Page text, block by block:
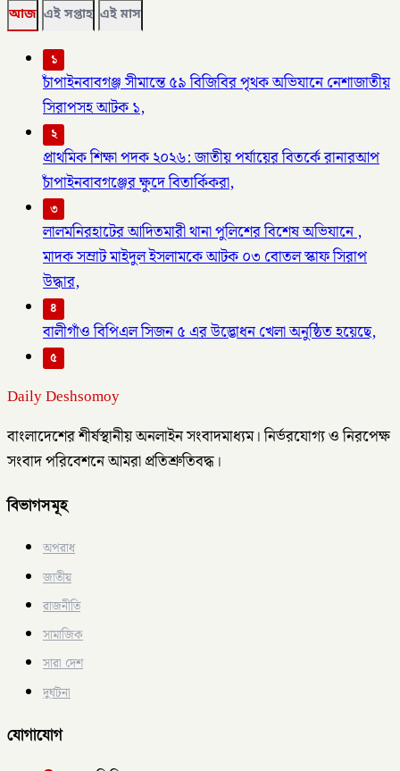
আজ এই সপ্তাহ এই মাস
১
চাঁপাইনবাবগঞ্জ সীমান্তে ৫৯ বিজিবির পৃথক অভিযানে নেশাজাতীয়
সিরাপসহ আটক ১,
২
প্রাথমিক শিক্ষা পদক ২০২৬: জাতীয় পর্যায়ের বিতর্কে রানারআপ
চাঁপাইনবাবগঞ্জের ক্ষুদে বিতার্কিকরা,
৩
লালমনিরহাটের আদিতমারী থানা পুলিশের বিশেষ অভিযানে ,
মাদক সম্রাট মাইদুল ইসলামকে আটক ০৩ বোতল স্কাফ সিরাপ
উদ্ধার,
৪
বালীগাঁও বিপিএল সিজন ৫ এর উদ্ভোধন খেলা অনুষ্ঠিত হয়েছে,
৫
Daily Deshsomoy
বাংলাদেশের শীর্ষস্থানীয় অনলাইন সংবাদমাধ্যম। নির্ভরযোগ্য ও নিরপেক্ষ
সংবাদ পরিবেশনে আমরা প্রতিশ্রুতিবদ্ধ।
বিভাগসমূহ
অপরাধ
জাতীয়
রাজনীতি
সামাজিক
সারা দেশ
দুর্ঘটনা
যোগাযোগ